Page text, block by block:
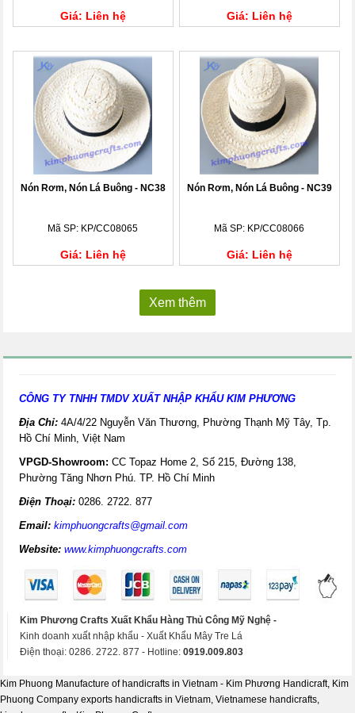
Giá: Liên hệ Giá: Liên hệ
Nón Rơm, Nón Lá Buông - NC38
Mã SP: KP/CC08065
Giá: Liên hệ
Nón Rơm, Nón Lá Buông - NC39
Mã SP: KP/CC08066
Giá: Liên hệ
Xem thêm
CÔNG TY TNHH TMDV XUẤT NHẬP KHẨU KIM PHƯƠNG
Địa Chỉ: 4A/4/22 Nguyễn Văn Thương, Phường Thạnh Mỹ Tây, Tp.
Hồ Chí Minh, Việt Nam
VPGD-Showroom: CC Topaz Home 2, Số 215, Đường 138,
Phường Tăng Nhơn Phú. TP. Hồ Chí Minh
Điện Thoại: 0286. 2722. 877
Email: kimphuongcrafts@gmail.com
Website:www.kimphuongcrafts.com
Kim Phương Crafts Xuất Khẩu Hàng Thủ Công Mỹ Nghệ -
Kinh doanh xuất nhập khẩu - Xuất Khẩu Mây Tre Lá
Điện thoại: 0286. 2722. 877 - Hotline:0919.009.803
Kim Phuong Manufacture of handicrafts in Vietnam - Kim Phương Handicraft, Kim
Phuong Company exports handicrafts in Vietnam, Vietnamese handicrafts,